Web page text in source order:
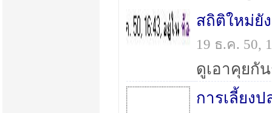
สถิติใหม่ยั
19 ธ.ค. 50,
ดูเอาคุยกัน
การเลี้ยง